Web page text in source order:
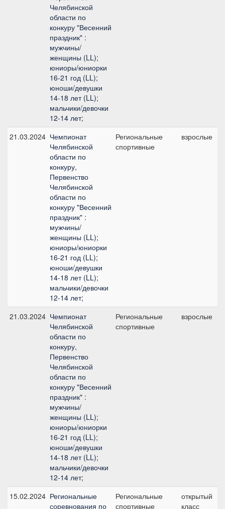
Челябинской
области по
конкуру "Весенний
праздник" :
мужчины/
женщины (LL);
юниоры/юниорки
16-21 год (LL);
юноши/девушки
14-18 лет (LL);
мальчики/девочки
12-14 лет;
21.03.2024 Чемпионат
Челябинской
области по
конкуру,
Первенство
Челябинской
области по
конкуру "Весенний
праздник" :
мужчины/
женщины (LL);
юниоры/юниорки
16-21 год (LL);
юноши/девушки
14-18 лет (LL);
мальчики/девочки
12-14 лет;
Региональные
спортивные
взрослые
21.03.2024 Чемпионат
Челябинской
области по
конкуру,
Первенство
Челябинской
области по
конкуру "Весенний
праздник" :
мужчины/
женщины (LL);
юниоры/юниорки
16-21 год (LL);
юноши/девушки
14-18 лет (LL);
мальчики/девочки
12-14 лет;
Региональные
спортивные
взрослые
15.02.2024 Региональные
соревнования по
Региональные
спортивные
открытый
класс